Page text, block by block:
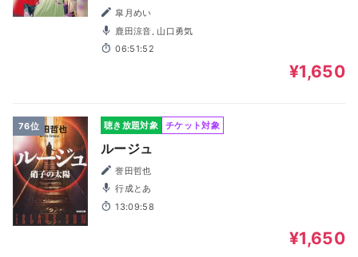
皐月めい
鹿田涼音, 山口勇気
06:51:52
¥1,650
76位 聴き放題対象 チケット対象
ルージュ
誉田哲也
行成とあ
13:09:58
¥1,650